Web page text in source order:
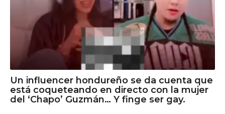
Un influencer hondureño se da cuenta que
está coqueteando en directo con la mujer
del ‘Chapo’ Guzmán… Y finge ser gay.